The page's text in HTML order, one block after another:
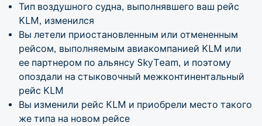
Тип воздушного судна, выполнявшего ваш рейс
KLM, изменился
Вы летели приостановленным или отмененным
рейсом, выполняемым авиакомпанией KLM или
ее партнером по альянсу SkyTeam, и поэтому
опоздали на стыковочный межконтинентальный
рейс KLM
Вы изменили рейс KLM и приобрели место такого
же типа на новом рейсе